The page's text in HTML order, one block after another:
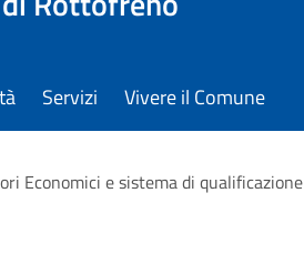
Servizi Vivere il Comune
Economici e sistema di qualificazione